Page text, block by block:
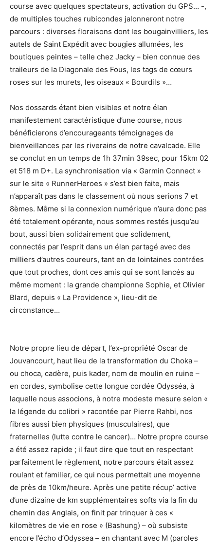
course avec quelques spectateurs, activation du GPS… -,
de multiples touches rubicondes jalonneront notre
parcours : diverses floraisons dont les bougainvilliers, les
autels de Saint Expédit avec bougies allumées, les
boutiques peintes – telle chez Jacky – bien connue des
traileurs de la Diagonale des Fous, les tags de cœurs
roses sur les murets, les oiseaux « Bourdils »…
Nos dossards étant bien visibles et notre élan
manifestement caractéristique d’une course, nous
bénéficierons d’encourageants témoignages de
bienveillances par les riverains de notre cavalcade. Elle
se conclut en un temps de 1h 37min 39sec, pour 15km 02
et 518 m D+. La synchronisation via « Garmin Connect »
sur le site « RunnerHeroes » s’est bien faite, mais
n’apparaît pas dans le classement où nous serions 7 et
8èmes. Même si la connexion numérique n’aura donc pas
été totalement opérante, nous sommes restés jusqu’au
bout, aussi bien solidairement que solidement,
connectés par l’esprit dans un élan partagé avec des
milliers d’autres coureurs, tant en de lointaines contrées
que tout proches, dont ces amis qui se sont lancés au
même moment : la grande championne Sophie, et Olivier
Blard, depuis « La Providence », lieu-dit de
circonstance…
Notre propre lieu de départ, l’ex-propriété Oscar de
Jouvancourt, haut lieu de la transformation du Choka –
ou choca, cadère, puis kader, nom de moulin en ruine –
en cordes, symbolise cette longue cordée Odysséa, à
laquelle nous associons, à notre modeste mesure selon «
la légende du colibri » racontée par Pierre Rahbi, nos
fibres aussi bien physiques (musculaires), que
fraternelles (lutte contre le cancer)… Notre propre course
a été assez rapide ; il faut dire que tout en respectant
parfaitement le règlement, notre parcours était assez
roulant et familier, ce qui nous permettait une moyenne
de près de 10km/heure. Après une petite récup’ active
d’une dizaine de km supplémentaires softs via la fin du
chemin des Anglais, on finit par trinquer à ces «
kilomètres de vie en rose » (Bashung) – où subsiste
encore l’écho d’Odyssea – en chantant avec M (paroles